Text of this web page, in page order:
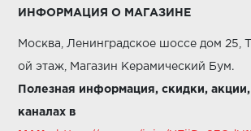
ИНФОРМАЦИЯ О МАГАЗИНЕ
Москва, Ленинградское шоссе дом 25,
ой этаж, Магазин Керамический Бум.
Полезная информация, скидки,
каналах в